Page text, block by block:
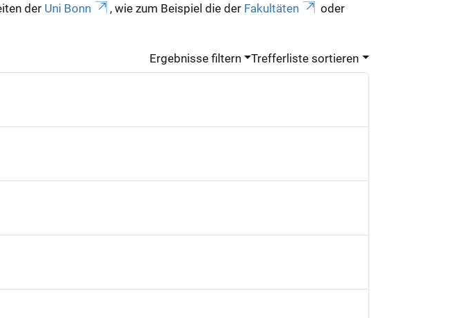
der Uni Bonn , wie zum Beispiel die der Fakultäten
oder
Ergebnisse filtern Trefferliste sortieren